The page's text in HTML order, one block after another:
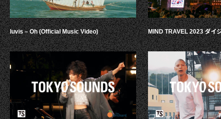
luvis – Oh (Official Music Video) MIND TRAVEL 2023 ダイ